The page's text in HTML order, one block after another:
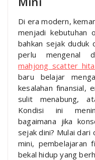
Di era modern,
menjadi kebutuhan
bahkan sejak duduk
perlu mengenal
mahjong scatter
baru belajar
kesalahan finansial,
sulit menabung,
Kondisi ini
bagaimana jika
sejak dini? Mulai dari
mini, pembelajaran
bekal hidup yang